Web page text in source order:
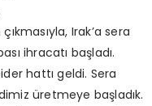
Irak’a sera
ihracatı başladı.
hattı geldi. Sera
üretmeye başladık.